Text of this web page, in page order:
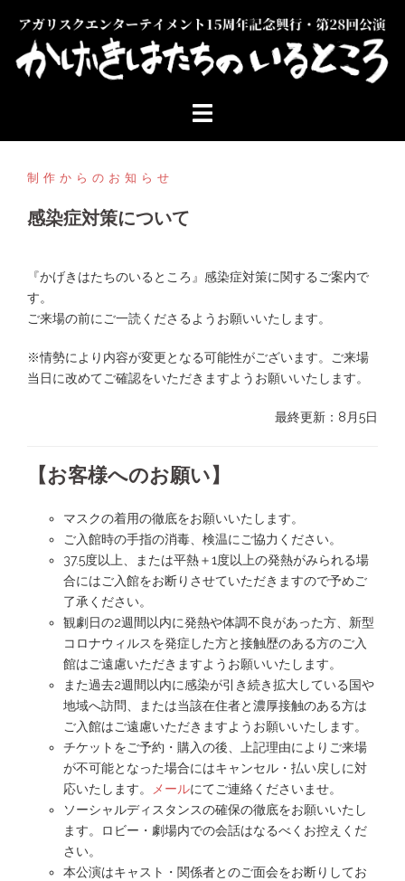
制作からのお知らせ
感染症対策について
『かげきはたちのいるところ』感染症対策に関するご案内で
す。
ご来場の前にご一読くださるようお願いいたします。
※情勢により内容が変更となる可能性がございます。ご来場
当日に改めてご確認をいただきますようお願いいたします。
最終更新：8月5日
【お客様へのお願い】
マスクの着用の徹底をお願いいたします。
ご入館時の手指の消毒、検温にご協力ください。
37.5度以上、または平熱＋1度以上の発熱がみられる場
合にはご入館をお断りさせていただきますので予めご
了承ください。
観劇日の2週間以内に発熱や体調不良があった方、新型
コロナウィルスを発症した方と接触歴のある方のご入
館はご遠慮いただきますようお願いいたします。
また過去2週間以内に感染が引き続き拡大している国や
地域へ訪問、または当該在住者と濃厚接触のある方は
ご入館はご遠慮いただきますようお願いいたします。
チケットをご予約・購入の後、上記理由によりご来場
が不可能となった場合にはキャンセル・払い戻しに対
応いたします。
メールにてご連絡くださいませ。
ソーシャルディスタンスの確保の徹底をお願いいたし
ます。ロビー・劇場内での会話はなるべくお控えくだ
さい。
本公演はキャスト・関係者とのご面会をお断りしてお